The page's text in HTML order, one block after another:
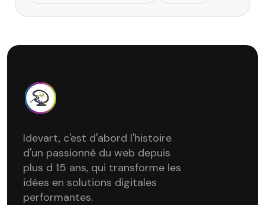
Idevart, c'est d'abord l'histoire
d'un passionné du web depuis
plus d 15 ans, qui transforme les
idées en solutions digitales
performantes.